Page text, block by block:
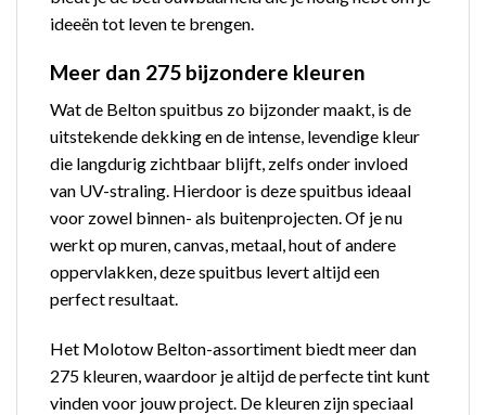
ideeën tot leven te brengen.
Meer dan 275 bijzondere kleuren
Wat de Belton spuitbus zo bijzonder maakt, is de
uitstekende dekking en de intense, levendige kleur
die langdurig zichtbaar blijft, zelfs onder invloed
van UV-straling. Hierdoor is deze spuitbus ideaal
voor zowel binnen- als buitenprojecten. Of je nu
werkt op muren, canvas, metaal, hout of andere
oppervlakken, deze spuitbus levert altijd een
perfect resultaat.
Het Molotow Belton-assortiment biedt meer dan
275 kleuren, waardoor je altijd de perfecte tint kunt
vinden voor jouw project. De kleuren zijn speciaal